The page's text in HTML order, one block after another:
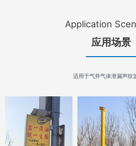
Application
应用场景
适用于气井气体泄漏声纹